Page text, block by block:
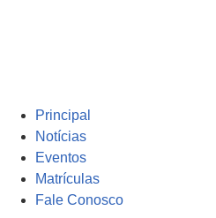
Principal
Notícias
Eventos
Matrículas
Fale Conosco